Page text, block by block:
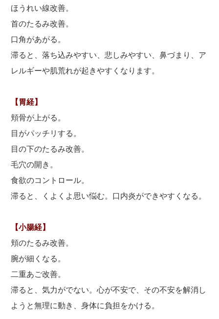
ほうれい線改善。
首のたるみ改善。
口角があがる。
滞ると、落ち込みやすい、悲しみやすい、鼻づまり、ア
レルギーや肌荒れが起きやすくなります。
【胃経】
頬骨が上がる。
目がパッチリする。
目の下のたるみ改善。
毛穴の開き。
食欲のコントロール。
滞ると、くよくよ思い悩む。口内炎ができやすくなる。
【小腸経】
頬のたるみ改善。
腕が細くなる。
二重あご改善。
滞ると、気力がでない。心が不安で、その不安を解消し
ようと無理に動き、身体に負担をかける。